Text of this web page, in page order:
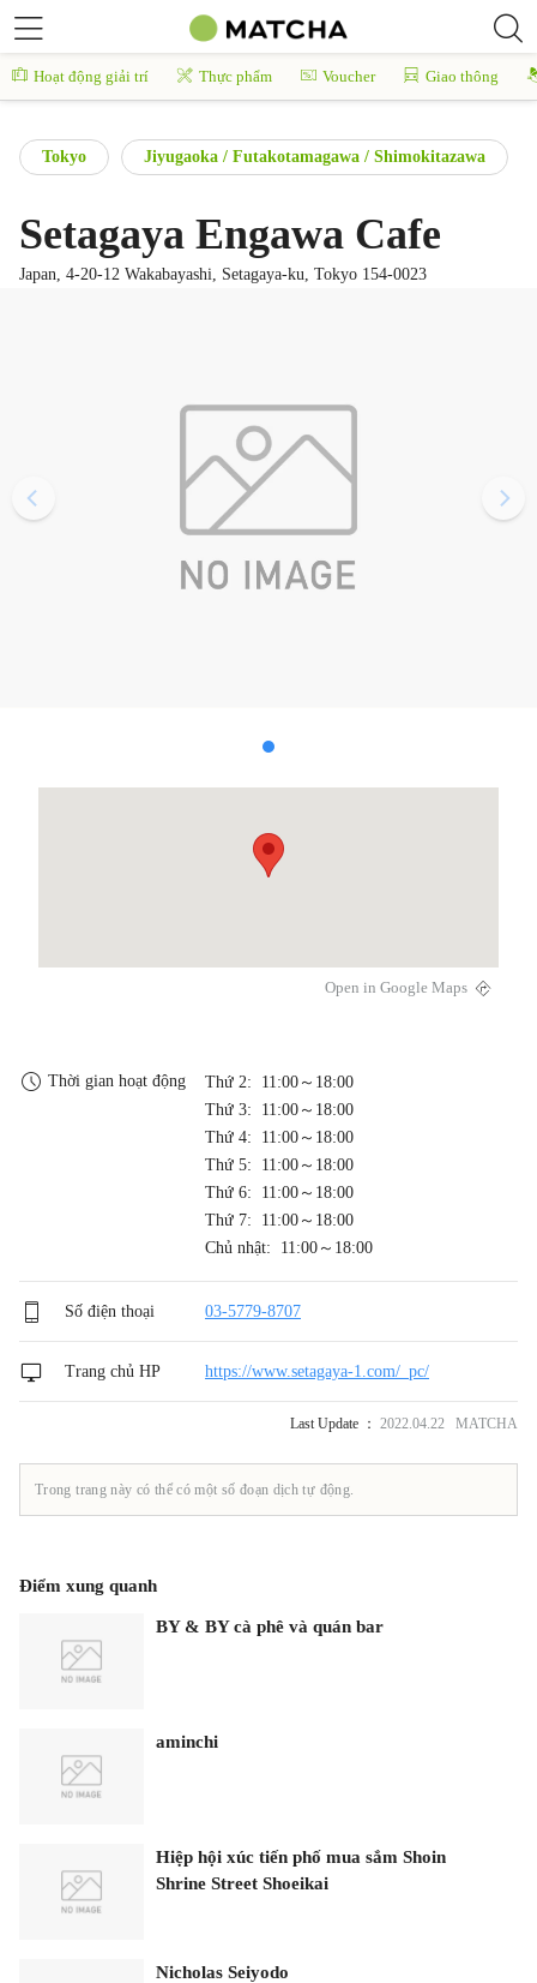
Hoạt động giải trí Thực phẩm Voucher Giao thông
Tokyo Jiyugaoka / Futakotamagawa / Shimokitazawa
Setagaya Engawa Cafe
Japan, 4-20-12 Wakabayashi, Setagaya-ku, Tokyo 154-0023
Open in Google Maps
Thời gian hoạt động
Thứ 2: 11:00～18:00
Thứ 3: 11:00～18:00
Thứ 4: 11:00～18:00
Thứ 5: 11:00～18:00
Thứ 6: 11:00～18:00
Thứ 7: 11:00～18:00
Chủ nhật: 11:00～18:00
Số điện thoại 03-5779-8707
Trang chủ HP https://www.setagaya-1.com/_pc/
Last Update ： 2022.04.22 MATCHA
Trong trang này có thể có một số đoạn dịch tự động.
Điểm xung quanh
BY & BY cà phê và quán bar
aminchi
Hiệp hội xúc tiến phố mua sắm Shoin
Shrine Street Shoeikai
Nicholas Seiyodo